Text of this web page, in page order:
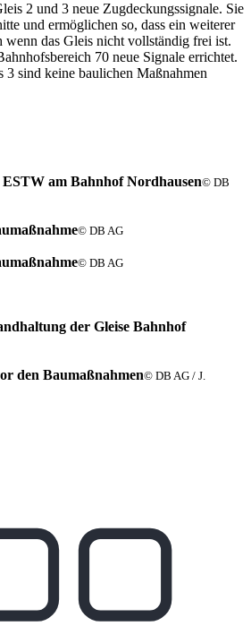
2 und 3 neue Zugdeckungssignale. Sie
und ermöglichen so, dass ein weiterer
wenn das Gleis nicht vollständig frei ist.
70 neue Signale errichtet.
3 sind keine baulichen Maßnahmen
am Bahnhof Nordhausen© DB
© DB AG
© DB AG
der Gleise Bahnhof
den Baumaßnahmen© DB AG / J.